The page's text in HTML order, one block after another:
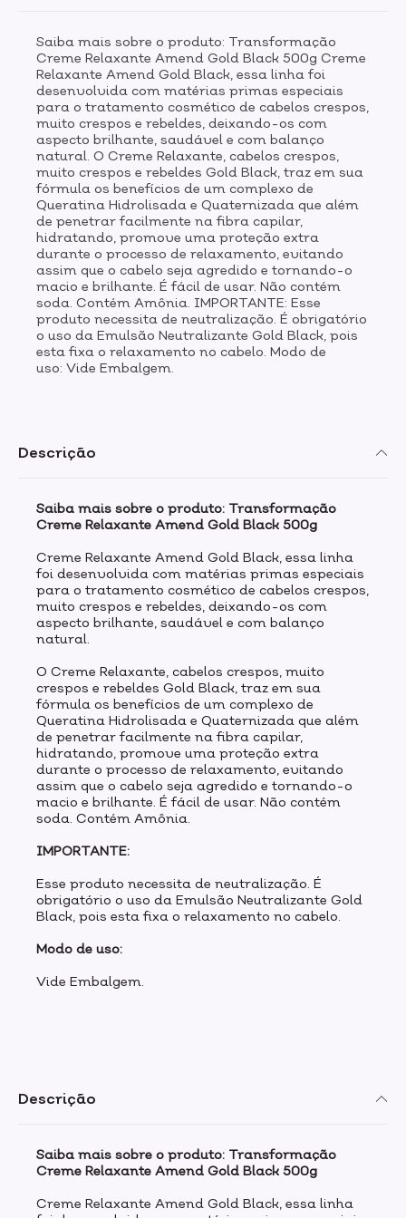
Descrição
Saiba mais sobre o produto: Transformação
Creme Relaxante Amend Gold Black 500g
Creme Relaxante Amend Gold Black, essa linha
foi desenvolvida com matérias primas especiais
para o tratamento cosmético de cabelos crespos,
muito crespos e rebeldes, deixando-os com
aspecto brilhante, saudável e com balanço
natural.
O Creme Relaxante, cabelos crespos, muito
crespos e rebeldes Gold Black, traz em sua
fórmula os benefícios de um complexo de
Queratina Hidrolisada e Quaternizada que além
de penetrar facilmente na fibra capilar,
hidratando, promove uma proteção extra
durante o processo de relaxamento, evitando
assim que o cabelo seja agredido e tornando-o
macio e brilhante. É fácil de usar. Não contém
soda. Contém Amônia.
IMPORTANTE:
Esse produto necessita de neutralização. É
obrigatório o uso da Emulsão Neutralizante Gold
Black, pois esta fixa o relaxamento no cabelo.
Modo de uso:
Vide Embalgem.
Descrição
Saiba mais sobre o produto: Transformação
Creme Relaxante Amend Gold Black 500g
Creme Relaxante Amend Gold Black, essa linha
Saiba mais sobre o produto: Transformação
Creme Relaxante Amend Gold Black 500g Creme
Relaxante Amend Gold Black, essa linha foi
desenvolvida com matérias primas especiais
para o tratamento cosmético de cabelos crespos,
muito crespos e rebeldes, deixando-os com
aspecto brilhante, saudável e com balanço
natural. O Creme Relaxante, cabelos crespos,
muito crespos e rebeldes Gold Black, traz em sua
fórmula os benefícios de um complexo de
Queratina Hidrolisada e Quaternizada que além
de penetrar facilmente na fibra capilar,
hidratando, promove uma proteção extra
durante o processo de relaxamento, evitando
assim que o cabelo seja agredido e tornando-o
macio e brilhante. É fácil de usar. Não contém
soda. Contém Amônia. IMPORTANTE: Esse
produto necessita de neutralização. É obrigatório
o uso da Emulsão Neutralizante Gold Black, pois
esta fixa o relaxamento no cabelo. Modo de
uso: Vide Embalgem.